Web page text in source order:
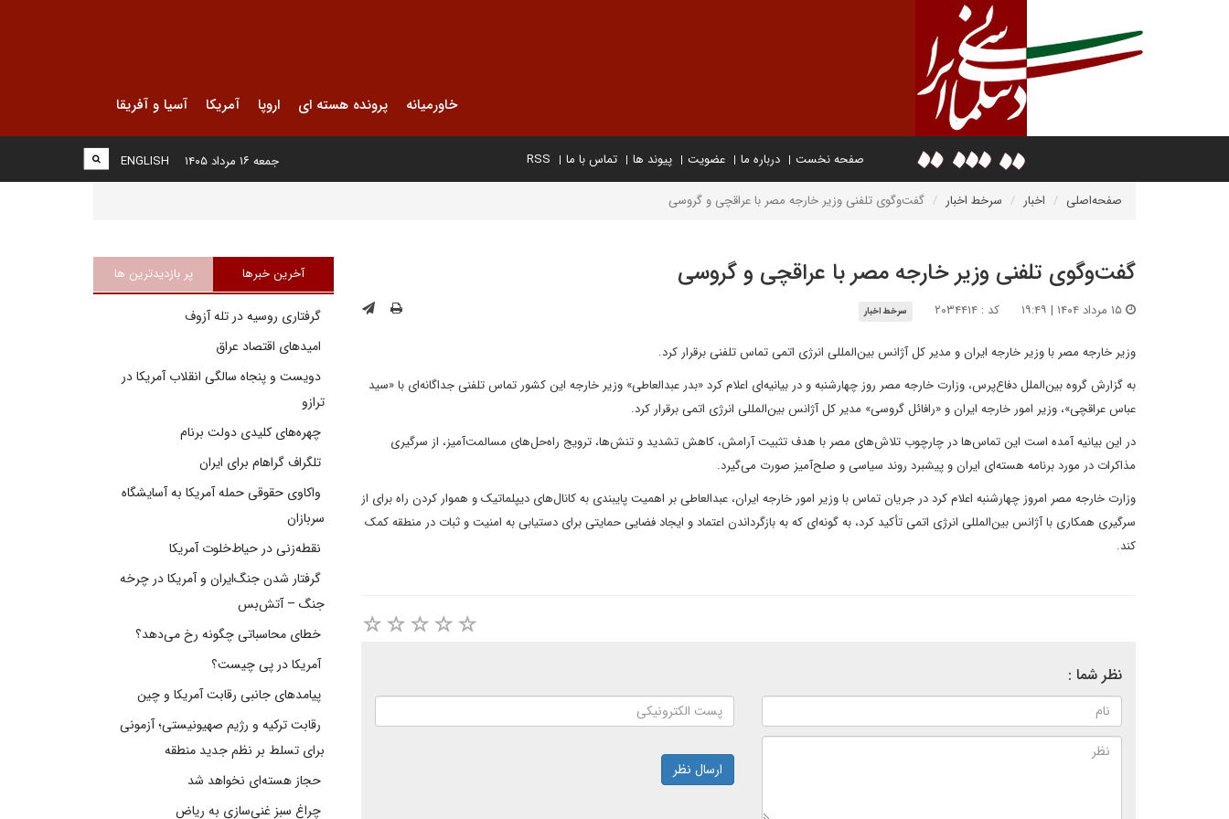
خاورمیانه پرونده هسته ای اروپا آمریکا آسیا و آفریقا
صفحه نخست درباره ما عضویت پیوند ها تماس با ما RSS
ENGLISH جمعه ۱۶ مرداد ۱۴۰۵
صفحه‌اصلی اخبار سرخط اخبار گفت‌وگوی تلفنی وزیر خارجه مصر با عراقچی و گروسی
گفت‌وگوی تلفنی وزیر خارجه مصر با عراقچی و گروسی
کد : ۲۰۳۴۴۱۴ سرخط اخبار
وزیر خارجه مصر با وزیر خارجه ایران و مدیر کل آژانس بین‌المللی انرژی اتمی تماس تلفنی برقرار کرد.
به گزارش گروه بین‌الملل دفاع‌پرس، وزارت خارجه مصر روز چهارشنبه و در بیانیه‌ای اعلام کرد «بدر عبدالعاطی» وزیر خارجه این کشور تماس تلفنی جداگانه‌ای با «سید
عباس عراقچی»، وزیر امور خارجه ایران و «رافائل گروسی» مدیر کل آژانس بین‌المللی انرژی اتمی برقرار کرد.
در این بیانیه آمده است این تماس‌ها در چارچوب تلاش‌های مصر با هدف تثبیت آرامش، کاهش تشدید و تنش‌ها، ترویج راه‌حل‌های مسالمت‌آمیز، از سرگیری
مذاکرات در مورد برنامه هسته‌ای ایران و پیشبرد روند سیاسی و صلح‌آمیز صورت می‌گیرد.
وزارت خارجه مصر امروز چهارشنبه اعلام کرد در جریان تماس با وزیر امور خارجه ایران، عبدالعاطی بر اهمیت پایبندی به کانال‌های دیپلماتیک و هموار کردن راه برای از
سرگیری همکاری با آژانس بین‌المللی انرژی اتمی تأکید کرد، به گونه‌ای که به بازگرداندن اعتماد و ایجاد فضایی حمایتی برای دستیابی به امنیت و ثبات در منطقه کمک
کند.
نظر شما :
ارسال نظر
آخرین خبرها پر بازدیدترین ها
گرفتاری روسیه در تله آزوف
امیدهای اقتصاد عراق
دویست و پنجاه سالگی انقلاب آمریکا در
ترازو
چهره‌های کلیدی دولت برنام
تلگراف گراهام برای ایران
واکاوی حقوقی حمله آمریکا به آسایشگاه
سربازان
نقطه‌زنی در حیاط‌خلوت آمریکا
گرفتار شدن جنگ‌ایران و آمریکا در چرخه
جنگ – آتش‌بس
خطای محاسباتی چگونه رخ می‌دهد؟
آمریکا در پی چیست؟
پیامدهای جانبی رقابت آمریکا و چین
رقابت ترکیه و رژیم صهیونیستی؛ آزمونی
برای تسلط بر نظم جدید منطقه
حجاز هسته‌ای نخواهد شد
چراغ سبز غنی‌سازی به ریاض